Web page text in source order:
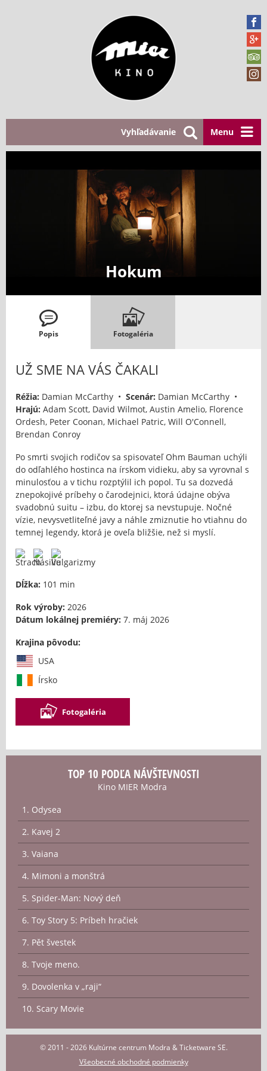
Menu
Vyhľadávanie
Hokum
Popis Fotogaléria
UŽ SME NA VÁS ČAKALI
Réžia: Damian McCarthy • Scenár: Damian McCarthy •
Hrajú: Adam Scott, David Wilmot, Austin Amelio, Florence
Ordesh, Peter Coonan, Michael Patric, Will O'Connell,
Brendan Conroy
Po smrti svojich rodičov sa spisovateľ Ohm Bauman uchýli
do odľahlého hostinca na írskom vidieku, aby sa vyrovnal s
minulosťou a v tichu rozptýlil ich popol. Tu sa dozvedá
znepokojivé príbehy o čarodejnici, ktorá údajne obýva
svadobnú suitu – izbu, do ktorej sa nevstupuje. Nočné
vízie, nevysvetliteľné javy a náhle zmiznutie ho vtiahnu do
temnej legendy, ktorá je oveľa bližšie, než si myslí.
Dĺžka: 101 min
Rok výroby: 2026
Dátum lokálnej premiéry: 7. máj 2026
Krajina pôvodu:
USA
Írsko
Fotogaléria
TOP 10 PODĽA NÁVŠTEVNOSTI
Kino MIER Modra
1. Odysea
2. Kavej 2
3. Vaiana
4. Mimoni a monštrá
5. Spider-Man: Nový deň
6. Toy Story 5: Príbeh hračiek
7. Pět švestek
8. Tvoje meno.
9. Dovolenka v „raji“
10. Scary Movie
© 2011 - 2026 Kultúrne centrum Modra & Ticketware SE.
Všeobecné obchodné podmienky